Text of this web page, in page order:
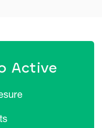
Active